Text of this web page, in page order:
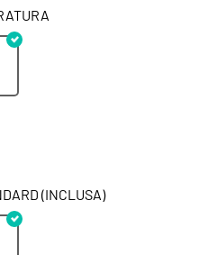
(INCLUSA)